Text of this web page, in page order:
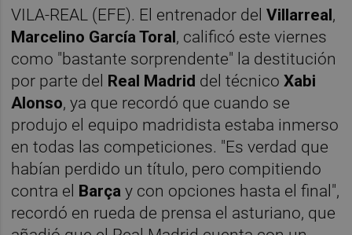
VILA-REAL (EFE). El entrenador delVillarreal,
Marcelino García Toral, calificó este viernes
como "bastante sorprendente" la destitución
por parte del Real Madrid del técnicoXabi
Alonso, ya que recordó que cuando se
produjo el equipo madridista estaba inmerso
en todas las competiciones. "Es verdad que
habían perdido un título, pero compitiendo
contra el Barça y con opciones hasta el final",
recordó en rueda de prensa el asturiano, que